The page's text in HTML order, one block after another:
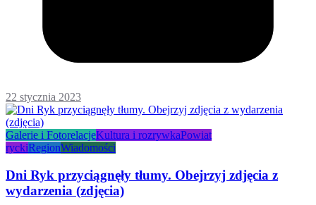
22 stycznia 2023
Galerie i FotorelacjeKultura i rozrywkaPowiat
ryckiRegionWiadomości
Dni Ryk przyciągnęły tłumy. Obejrzyj zdjęcia z
wydarzenia (zdjęcia)